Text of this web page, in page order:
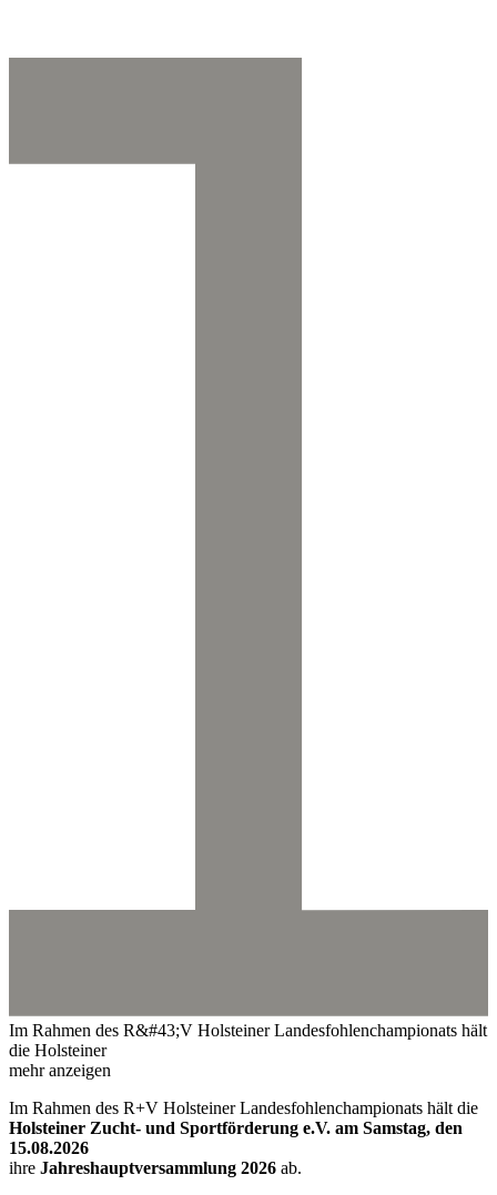
Im Rahmen des R&#43;V Holsteiner Landesfohlenchampionats hält
die Holsteiner
mehr anzeigen
Im Rahmen des R+V Holsteiner Landesfohlenchampionats hält die
Holsteiner Zucht- und Sportförderung e.V. am Samstag, den
15.08.2026
ihre Jahreshauptversammlung 2026 ab.